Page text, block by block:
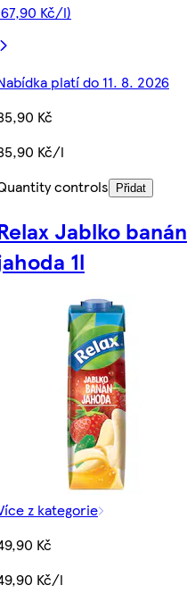
Kč/l)
platí do 11. 8. 2026
Kč
Kč/l
controls
Přidat
Jablko banán
1l
z kategorie
Kč
Kč/l